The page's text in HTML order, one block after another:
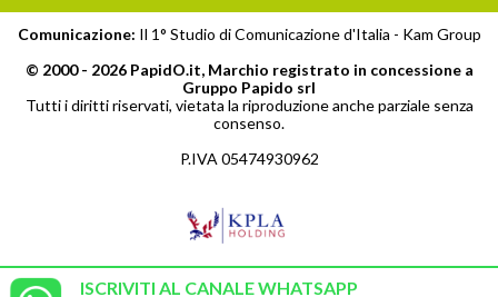
ISCRIVITI AL CANALE WHATSAPP
Comunicazione: Il 1° Studio di Comunicazione d'Italia - Kam Group
© 2000 - 2026 PapidO.it, Marchio registrato in concessione a
Gruppo Papido srl
Tutti i diritti riservati, vietata la riproduzione anche parziale senza
consenso.
P.IVA 05474930962